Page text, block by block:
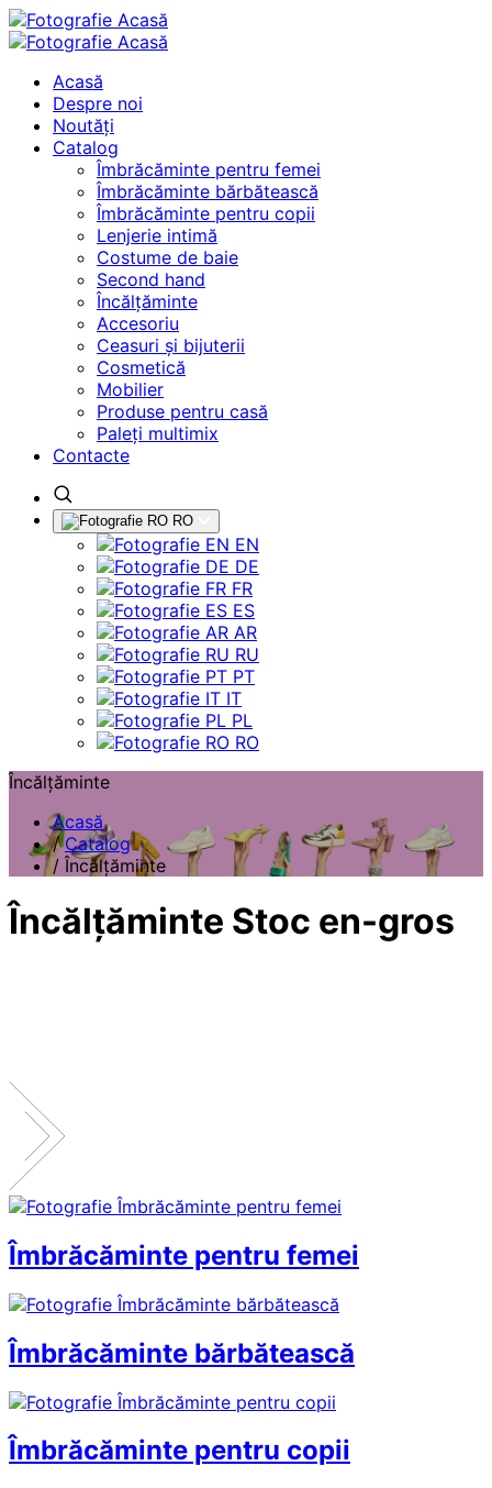
Acasă
Despre noi
Noutăți
Catalog
Îmbrăcăminte pentru femei
Îmbrăcăminte bărbătească
Îmbrăcăminte pentru copii
Lenjerie intimă
Costume de baie
Second hand
Încălțăminte
Accesoriu
Ceasuri și bijuterii
Cosmetică
Mobilier
Produse pentru casă
Paleți multimix
Contacte
RO
EN
DE
FR
ES
AR
RU
PT
IT
PL
RO
Încălțăminte
Acasă
/ Catalog
/ Încălțăminte
Încălțăminte Stoc en-gros
Îmbrăcăminte pentru femei
Îmbrăcăminte bărbătească
Îmbrăcăminte pentru copii